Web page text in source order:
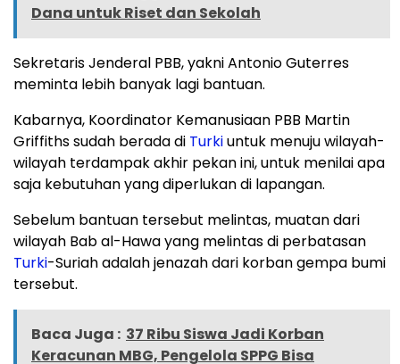
Dana untuk Riset dan Sekolah
Sekretaris Jenderal PBB, yakni Antonio Guterres
meminta lebih banyak lagi bantuan.
Kabarnya, Koordinator Kemanusiaan PBB Martin
Griffiths sudah berada di Turkiuntuk menuju wilayah-
wilayah terdampak akhir pekan ini, untuk menilai apa
saja kebutuhan yang diperlukan di lapangan.
Sebelum bantuan tersebut melintas, muatan dari
wilayah Bab al-Hawa yang melintas di perbatasan
Turki-Suriah adalah jenazah dari korban gempa bumi
tersebut.
Baca Juga : 37 Ribu Siswa Jadi Korban
Keracunan MBG, Pengelola SPPG Bisa